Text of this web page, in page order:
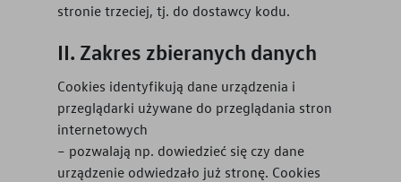
stronie trzeciej, tj. do dostawcy kodu.
Zakres zbieranych danych
Cookies identyfikują dane urządzenia i
przeglądarki używane do przeglądania stron
internetowych
– pozwalają np. dowiedzieć się czy dane
urządzenie odwiedzało już stronę. Cookies